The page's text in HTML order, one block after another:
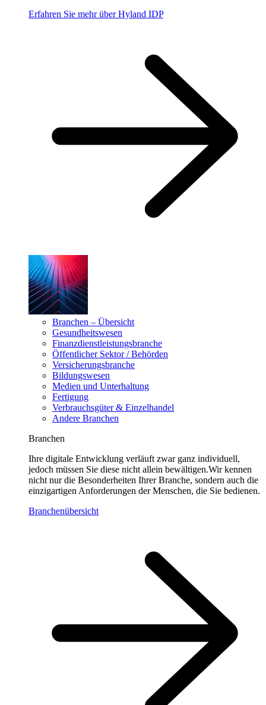
Erfahren Sie mehr über Hyland IDP
Branchen – Übersicht
Gesundheitswesen
Finanzdienstleistungsbranche
Öffentlicher Sektor / Behörden
Versicherungsbranche
Bildungswesen
Medien und Unterhaltung
Fertigung
Verbrauchsgüter & Einzelhandel
Andere Branchen
Branchen
Ihre digitale Entwicklung verläuft zwar ganz individuell,
jedoch müssen Sie diese nicht allein bewältigen.Wir kennen
nicht nur die Besonderheiten Ihrer Branche, sondern auch die
einzigartigen Anforderungen der Menschen, die Sie bedienen.
Branchenübersicht